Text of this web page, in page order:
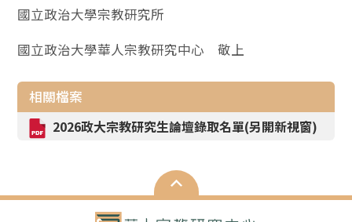
國立政治大學宗教研究所
國立政治大學華人宗教研究中心 敬上
相關檔案
2026政大宗教研究生論壇錄取名單(另開新視窗)